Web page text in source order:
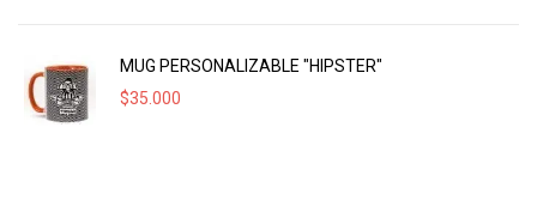
MUG PERSONALIZABLE "HIPSTER"
$35.000